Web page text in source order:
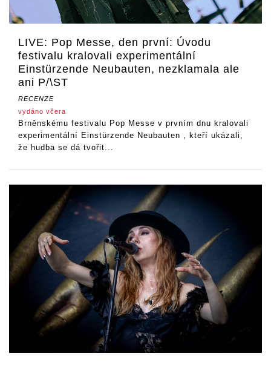
LIVE: Pop Messe, den první: Úvodu
festivalu kralovali experimentální
Einstürzende Neubauten, nezklamala ale
ani P/\ST
RECENZE
vydáno včera
Brněnskému festivalu Pop Messe v prvním dnu kralovali
experimentální Einstürzende Neubauten , kteří ukázali,
že hudba se dá tvořit...